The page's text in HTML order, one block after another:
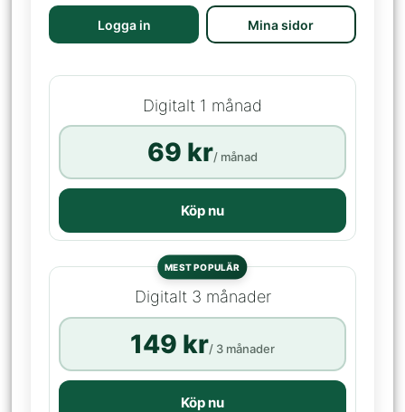
Logga in Mina sidor
Digitalt 1 månad
69 kr/ månad
Köp nu
MEST POPULÄR
Digitalt 3 månader
149 kr/ 3 månader
Köp nu